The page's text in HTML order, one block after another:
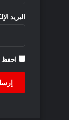
البريد
احفظ